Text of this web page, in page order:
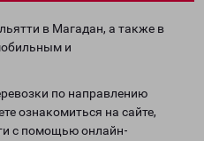
в Магадан, а также в
и
по направлению
ознакомиться на сайте,
с помощью онлайн-